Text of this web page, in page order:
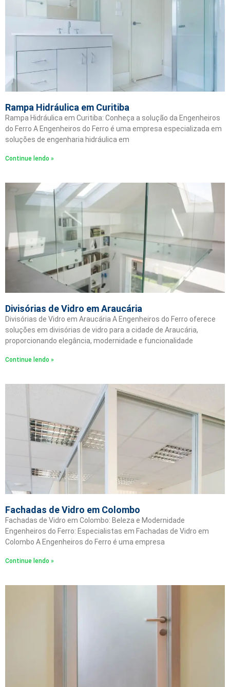
Rampa Hidráulica em Curitiba
Rampa Hidráulica em Curitiba: Conheça a solução da Engenheiros
do Ferro A Engenheiros do Ferro é uma empresa especializada em
soluções de engenharia hidráulica em
Continue lendo »
Divisórias de Vidro em Araucária
Divisórias de Vidro em Araucária A Engenheiros do Ferro oferece
soluções em divisórias de vidro para a cidade de Araucária,
proporcionando elegância, modernidade e funcionalidade
Continue lendo »
Fachadas de Vidro em Colombo
Fachadas de Vidro em Colombo: Beleza e Modernidade
Engenheiros do Ferro: Especialistas em Fachadas de Vidro em
Colombo A Engenheiros do Ferro é uma empresa
Continue lendo »